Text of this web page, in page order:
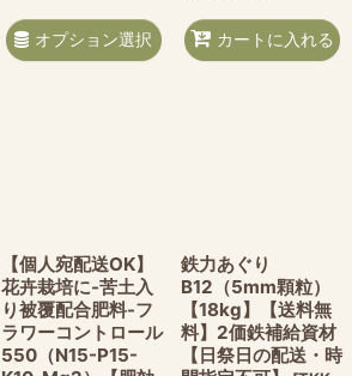
オプション選択 カートに入れる
【個人宛配送OK】
花卉栽培に-苦土入
り被覆配合肥料-フ
ラワーコントロール
550（N15-P15-
鉄力あぐり
B12（5mm顆粒）
【18kg】【送料無
料】2価鉄補給資材
【日祭日の配送・時